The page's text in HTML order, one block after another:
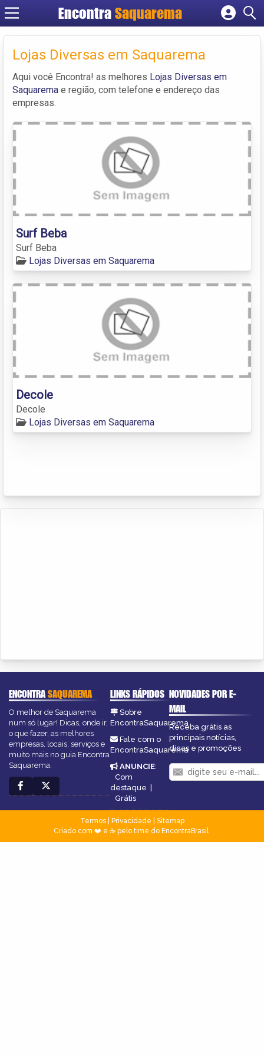
Encontra Saquarema
Cadastrar empresa
Criar conta
Lojas Diversas em Saquarema
Aqui você Encontra! as melhores Lojas Diversas em
Saquarema e região, com telefone e endereço das
empresas.
Surf Beba
Surf Beba
Lojas Diversas em Saquarema
Decole
Decole
Lojas Diversas em Saquarema
ENCONTRASAQUAREMA
O melhor de Saquarema
num só lugar! Dicas, onde ir,
o que fazer, as melhores
empresas, locais, serviços e
muito mais no guia Encontra
Saquarema.
LINKS RÁPIDOS
Sobre
EncontraSaquarema
Fale com o
EncontraSaquarema
ANUNCIE:
Com
destaque |
Grátis
NOVIDADES POR E-
MAIL
Receba grátis as
principais notícias,
dicas e promoções
Termos| Privacidade
Sitemap
Criado com ❤️ e ☕ pelo time do EncontraBrasil